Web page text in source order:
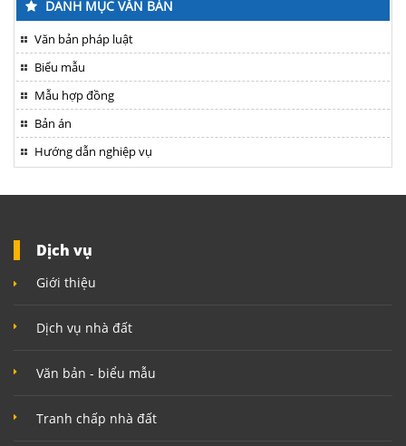
DANH MỤC VĂN BẢN
Văn bản pháp luật
Biểu mẫu
Mẫu hợp đồng
Bản án
Hướng dẫn nghiệp vụ
Dịch vụ
Giới thiệu
Dịch vụ nhà đất
Văn bản - biểu mẫu
Tranh chấp nhà đất